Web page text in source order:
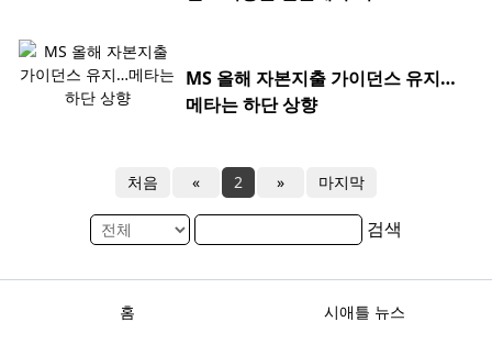
MS 올해 자본지출 가이던스 유지…
메타는 하단 상향
처음 « 2 » 마지막
검색
홈 시애틀 뉴스